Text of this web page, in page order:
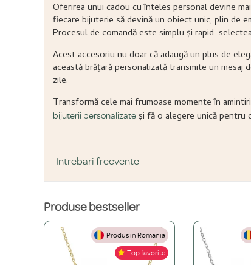
Oferirea unui cadou cu înteles personal devine
fiecare bijuterie să devină un obiect unic, plin de
Procesul de comandă este simplu și rapid:
Acest accesoriu nu doar că adaugă un plus de
această brățară personalizată transmite un
zile.
Transformă cele mai frumoase momente în
bijuterii personalizate și fă o alegere unică pentru
Intrebari frecvente
DESPRE PRODUS ȘI MATERIALE
Din ce materiale sunt fabricate bijuteriile voastre?
Produse bestseller
Produs in Romania
Top favorite